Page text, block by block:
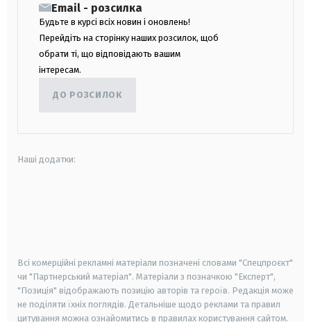
Email - розсилка
Будьте в курсі всіх новин і оновлень!
Перейдіть на сторінку наших розсилок, щоб
обрати ті, що відповідають вашим
інтересам.
ДО РОЗСИЛОК
Наші додатки:
Всі комерційні рекламні матеріали позначені словами "Спецпроєкт"
чи "Партнерський матеріал". Матеріали з позначкою "Експерт",
"Позиція" відображають позицію авторів та героїв. Редакція може
не поділяти їхніх поглядів. Детальніше щодо реклами та правил
цитування можна ознайомитись в правилах користування сайтом.